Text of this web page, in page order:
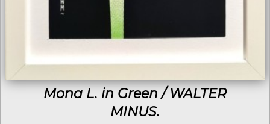
Mona L. in Green / WALTER
MINUS.